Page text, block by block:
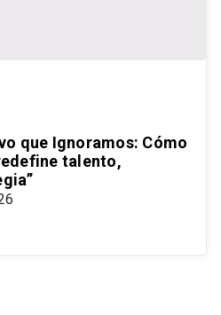
que Ignoramos: Cómo
talento,